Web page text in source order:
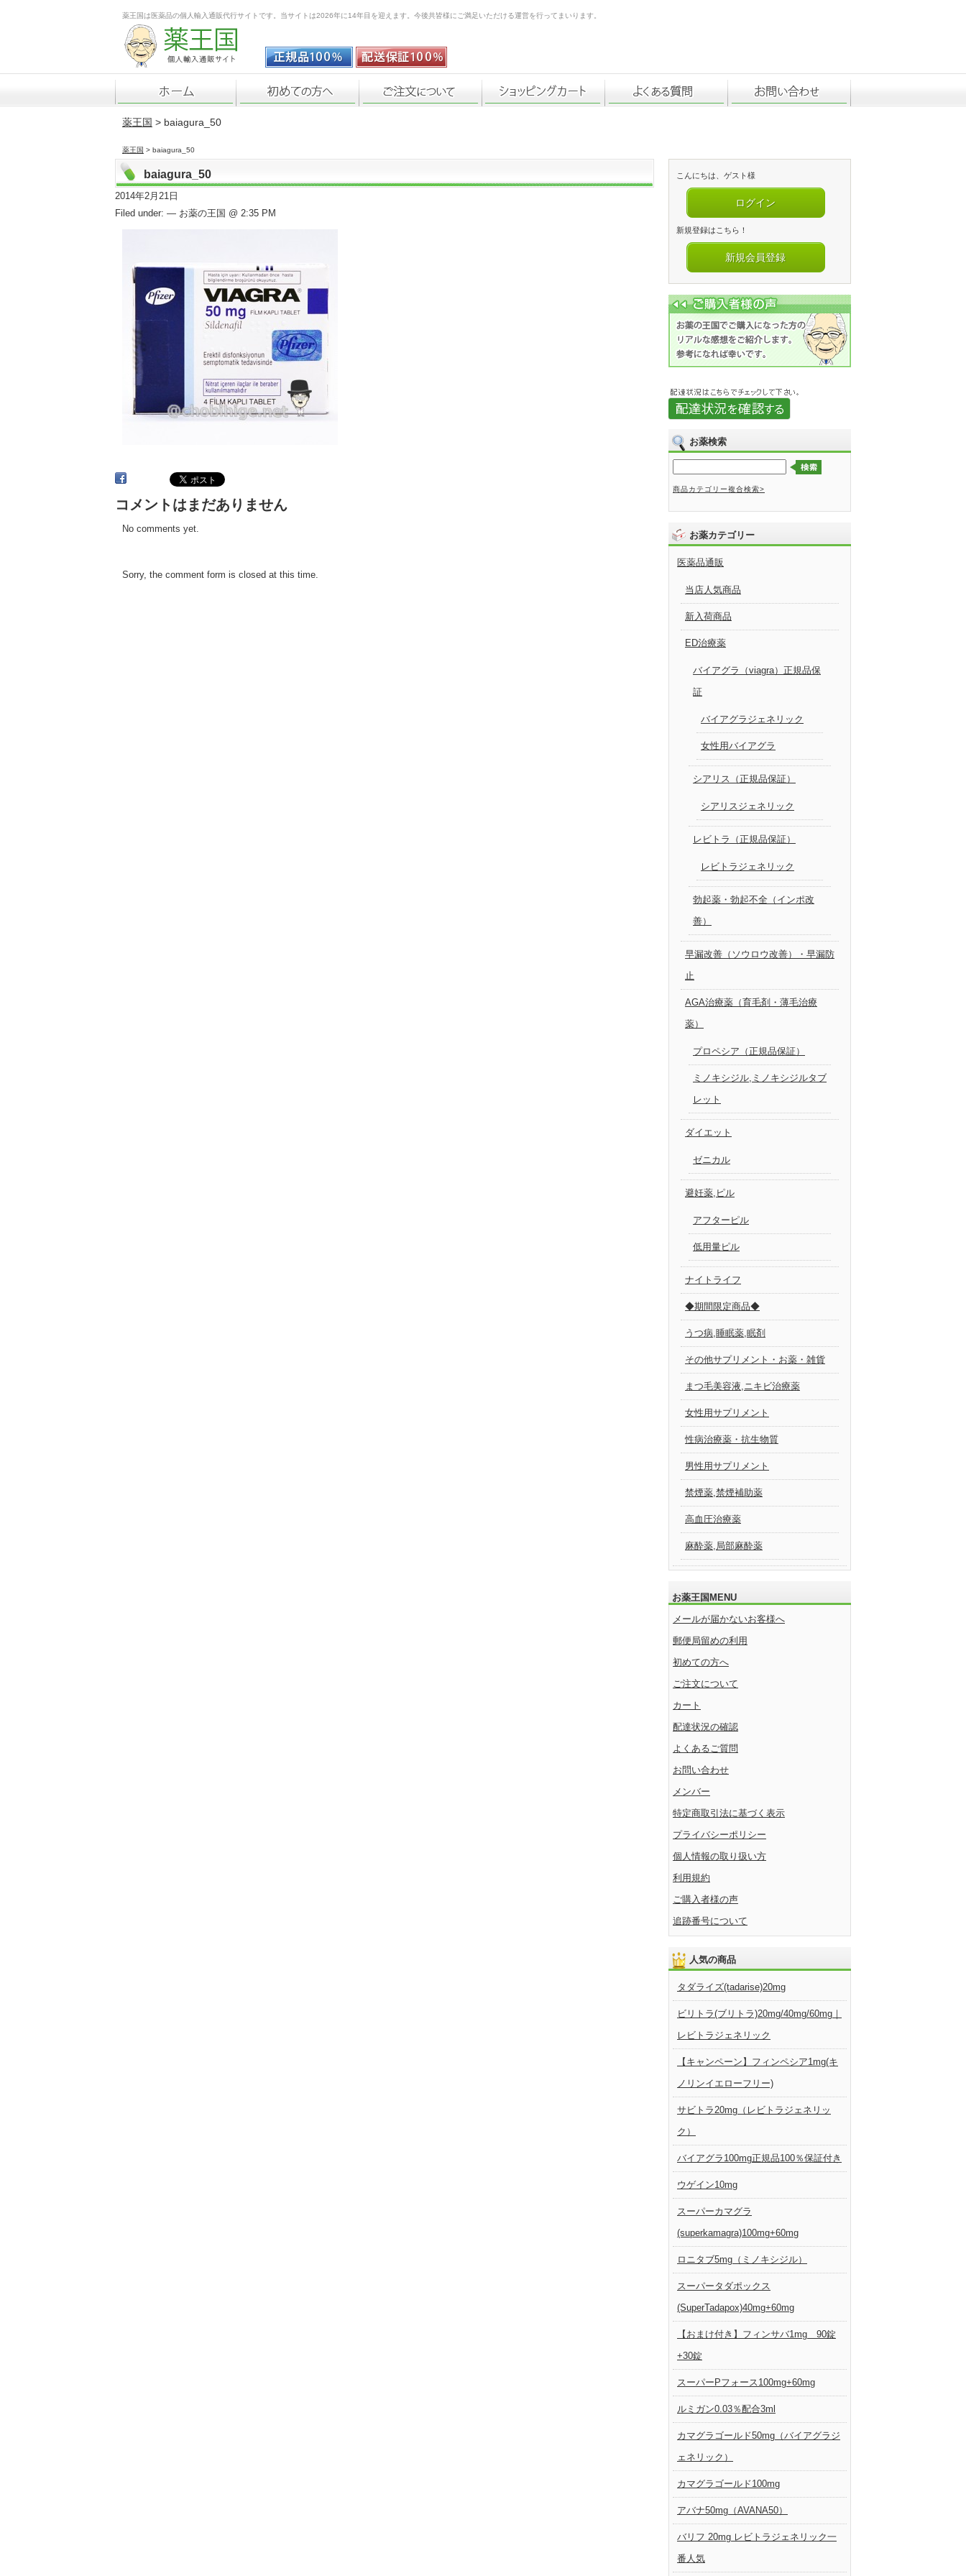
薬王国は医薬品の個人輸入通販代行サイトです。当サイトは2026年に14年目を迎えます。今後共皆様にご満足いただける運営を行ってまいります。
薬王国 > baiagura_50
薬王国 > baiagura_50
baiagura_50
2014年2月21日
Filed under: — お薬の王国 @ 2:35 PM
コメントはまだありません
No comments yet.
Sorry, the comment form is closed at this time.
こんにちは、ゲスト様
ログイン
新規登録はこちら！
新規会員登録
お薬検索
商品カテゴリー複合検索>
お薬カテゴリー
医薬品通販
当店人気商品
新入荷商品
ED治療薬
バイアグラ（viagra）正規品保
証
バイアグラジェネリック
女性用バイアグラ
シアリス（正規品保証）
シアリスジェネリック
レビトラ（正規品保証）
レビトラジェネリック
勃起薬・勃起不全（インポ改
善）
早漏改善（ソウロウ改善）・早漏防
止
AGA治療薬（育毛剤・薄毛治療
薬）
プロペシア（正規品保証）
ミノキシジル,ミノキシジルタブ
レット
ダイエット
ゼニカル
避妊薬,ピル
アフターピル
低用量ピル
ナイトライフ
◆期間限定商品◆
うつ病,睡眠薬,眠剤
その他サプリメント・お薬・雑貨
まつ毛美容液,ニキビ治療薬
女性用サプリメント
性病治療薬・抗生物質
男性用サプリメント
禁煙薬,禁煙補助薬
高血圧治療薬
麻酔薬,局部麻酔薬
お薬王国MENU
メールが届かないお客様へ
郵便局留めの利用
初めての方へ
ご注文について
カート
配達状況の確認
よくあるご質問
お問い合わせ
メンバー
特定商取引法に基づく表示
プライバシーポリシー
個人情報の取り扱い方
利用規約
ご購入者様の声
追跡番号について
人気の商品
タダライズ(tadarise)20mg
ビリトラ(ブリトラ)20mg/40mg/60mg｜
レビトラジェネリック
【キャンペーン】フィンペシア1mg(キ
ノリンイエローフリー)
サビトラ20mg（レビトラジェネリッ
ク）
バイアグラ100mg正規品100％保証付き
ウゲイン10mg
スーパーカマグラ
(superkamagra)100mg+60mg
ロニタブ5mg（ミノキシジル）
スーパータダポックス
(SuperTadapox)40mg+60mg
【おまけ付き】フィンサバ1mg 90錠
+30錠
スーパーPフォース100mg+60mg
ルミガン0.03％配合3ml
カマグラゴールド50mg（バイアグラジ
ェネリック）
カマグラゴールド100mg
アバナ50mg（AVANA50）
バリフ 20mg レビトラジェネリック一
番人気